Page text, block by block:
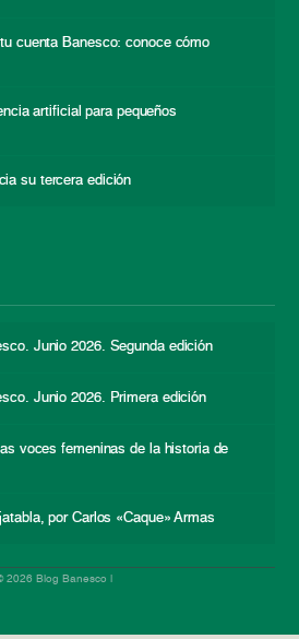
cuenta Banesco: conoce cómo
artificial para pequeños
su tercera edición
Junio 2026. Segunda edición
Junio 2026. Primera edición
voces femeninas de la historia de
por Carlos «Caque» Armas
2026 Blog Banesco |